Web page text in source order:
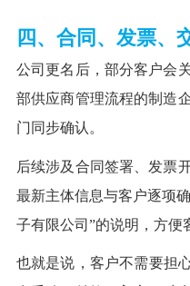
四、合同、发票、
公司更名后，部分客户会
部供应商管理流程的制造
门同步确认。
后续涉及合同签署、发票
最新主体信息与客户逐项
子有限公司”的说明，方便
也就是说，客户不需要担